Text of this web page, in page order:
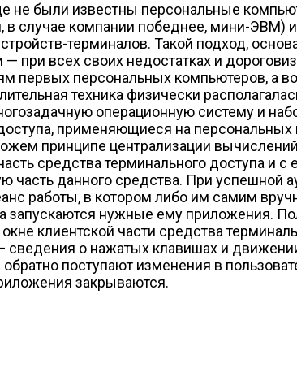
не были известны персональные
в случае компании победнее, мини-
терминалов. Такой подход,
всех своих недостатках и
первых персональных компьютеров, а
техника физически
операционную систему и
применяющиеся на
принципе централизации
средства терминального доступа
данного средства. При успешной
работы, в котором либо им самим
запускаются нужные ему приложения.
клиентской части средства
сведения о нажатых клавишах и
обратно поступают изменения в
закрываются.